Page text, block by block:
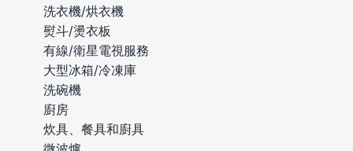
洗衣機/烘衣機
熨斗/燙衣板
有線/衛星電視服務
大型冰箱/冷凍庫
洗碗機
廚房
炊具、餐具和廚具